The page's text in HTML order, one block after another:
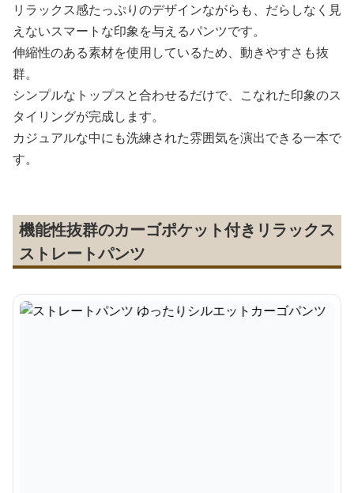
リラックス感たっぷりのデザインながらも、だらしなく見
えないスマートな印象を与えるパンツです。
伸縮性のある素材を使用しているため、動きやすさも抜
群。
シンプルなトップスと合わせるだけで、こなれた印象のス
タイリングが完成します。
カジュアルな中にも洗練された雰囲気を演出できる一本で
す。
機能性抜群のカーゴポケット付きリラックス
ストレートパンツ